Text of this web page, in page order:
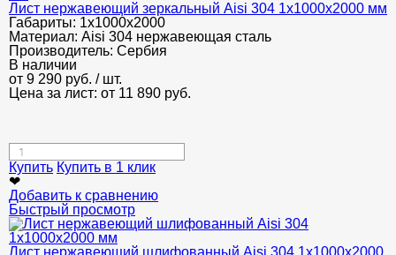
Лист нержавеющий зеркальный Aisi 304 1х1000х2000 мм
Габариты: 1х1000х2000
Материал: Aisi 304 нержавеющая сталь
Производитель: Сербия
В наличии
от 9 290 руб. / шт.
Цена за лист: от 11 890 руб.
Купить Купить в 1 клик
❤
Добавить к сравнению
Быстрый просмотр
Лист нержавеющий шлифованный Aisi 304 1х1000х2000